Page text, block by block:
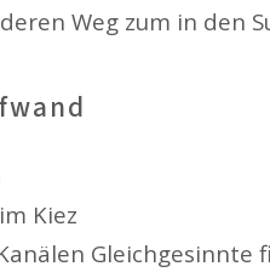
Weg zum in den
Kiez